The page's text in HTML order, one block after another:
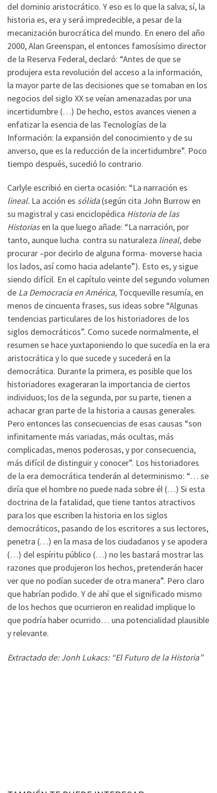
del dominio aristocrático. Y eso es lo que la salva; sí, la
historia es, era y será impredecible, a pesar de la
mecanización burocrática del mundo. En enero del año
2000, Alan Greenspan, el entonces famosísimo director
de la Reserva Federal, declaró: “Antes de que se
produjera esta revolución del acceso a la información,
la mayor parte de las decisiones que se tomaban en los
negocios del siglo XX se veían amenazadas por una
incertidumbre (…) De hecho, estos avances vienen a
enfatizar la esencia de las Tecnologías de la
Información: la expansión del conocimiento y de su
anverso, que es la reducción de la incertidumbre”. Poco
tiempo después, sucedió lo contrario.
Carlyle escribió en cierta ocasión: “La narración es
lineal. La acción es sólida(según cita John Burrow en
su magistral y casi enciclopédica Historia de las
Historiasen la que luego añade: “La narración, por
tanto, aunque lucha contra su naturaleza lineal, debe
procurar –por decirlo de alguna forma- moverse hacia
los lados, así como hacia adelante”). Esto es, y sigue
siendo difícil. En el capítulo veinte del segundo volumen
de La Democracia en América, Tocqueville resumía, en
menos de cincuenta frases, sus ideas sobre “Algunas
tendencias particulares de los historiadores de los
siglos democráticos”. Como sucede normalmente, el
resumen se hace yuxtaponiendo lo que sucedía en la era
aristocrática y lo que sucede y sucederá en la
democrática. Durante la primera, es posible que los
historiadores exageraran la importancia de ciertos
individuos; los de la segunda, por su parte, tienen a
achacar gran parte de la historia a causas generales.
Pero entonces las consecuencias de esas causas “son
infinitamente más variadas, más ocultas, más
complicadas, menos poderosas, y por consecuencia,
más difícil de distinguir y conocer”. Los historiadores
de la era democrática tenderán al determinismo: “… se
diría que el hombre no puede nada sobre él (…) Si esta
doctrina de la fatalidad, que tiene tantos atractivos
para los que escriben la historia en los siglos
democráticos, pasando de los escritores a sus lectores,
penetra (…) en la masa de los ciudadanos y se apodera
(…) del espíritu público (…) no les bastará mostrar las
razones que produjeron los hechos, pretenderán hacer
ver que no podían suceder de otra manera”. Pero claro
que habrían podido. Y de ahí que el significado mismo
de los hechos que ocurrieron en realidad implique lo
que podría haber ocurrido… una potencialidad plausible
y relevante.
Extractado de: Jonh Lukacs: “El Futuro de la Historia”